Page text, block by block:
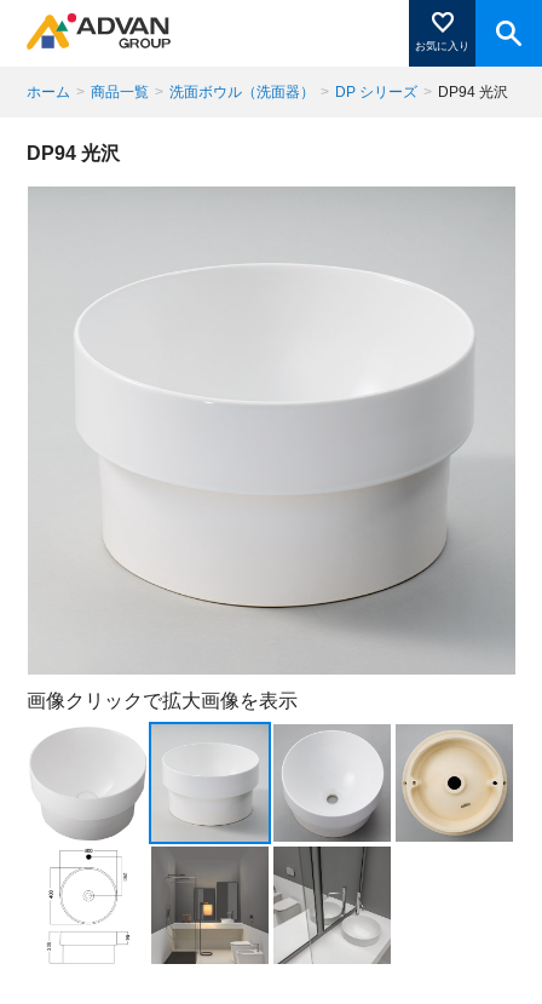
お気に入り
商品ページにある「お気に入り登録」を押すと登録した
商品がここに表示されます。
ホーム > 商品一覧 > 洗面ボウル（洗面器） > DP シリーズ > DP94 光沢
DP94 光沢
画像クリックで拡大画像を表示